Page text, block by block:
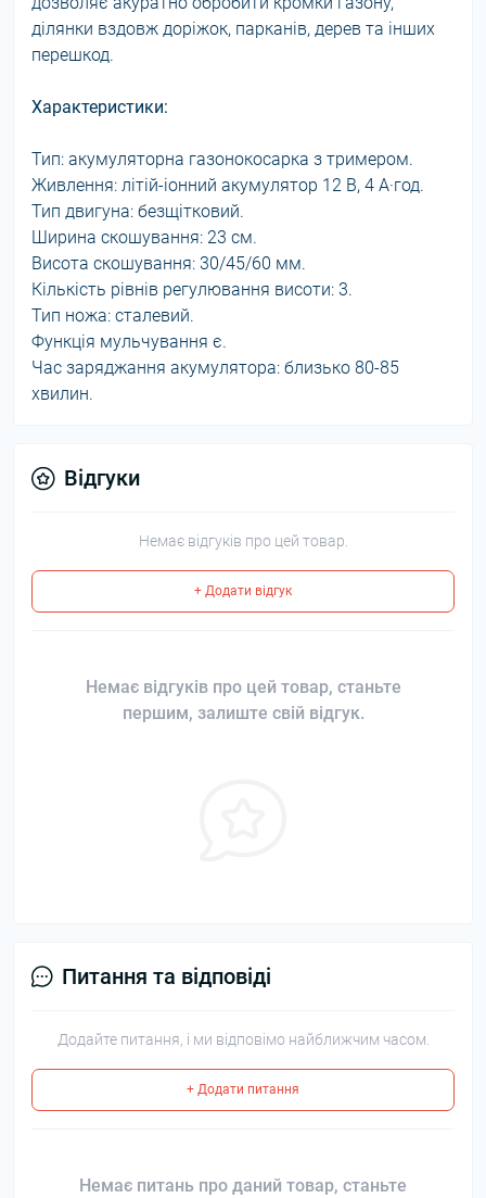
ділянки вздовж доріжок, парканів, дерев та інших
перешкод.
Характеристики:
Тип: акумуляторна газонокосарка з тримером.
Живлення: літій-іонний акумулятор 12 В, 4 А·год.
Тип двигуна: безщітковий.
Ширина скошування: 23 см.
Висота скошування: 30/45/60 мм.
Кількість рівнів регулювання висоти: 3.
Тип ножа: сталевий.
Функція мульчування є.
Час заряджання акумулятора: близько 80-85
хвилин.
Відгуки
Немає відгуків про цей товар.
+ Додати відгук
Немає відгуків про цей товар, станьте
першим, залиште свій відгук.
Питання та відповіді
Додайте питання, і ми відповімо найближчим часом.
+ Додати питання
Немає питань про даний товар, станьте